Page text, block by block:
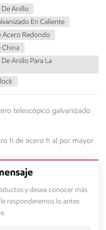
Anillo
En Caliente
Acero Redondo
Anillo Para La
telescópico galvanizado
h de acero h al por mayor
y desea conocer más
responderemos lo antes